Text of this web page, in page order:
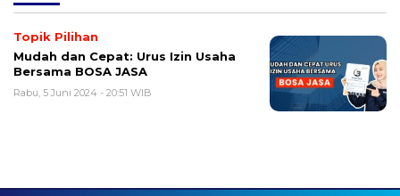
Topik Pilihan
Mudah dan Cepat: Urus Izin Usaha
Bersama BOSA JASA
Rabu, 5 Juni 2024 - 20:51 WIB